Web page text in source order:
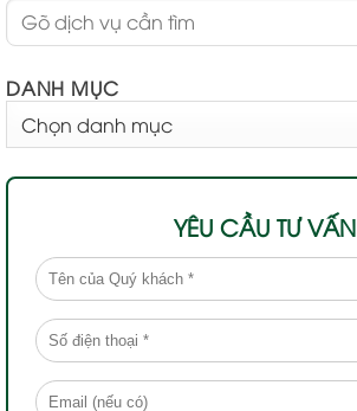
DANH MỤC
MỤC
YÊU CẦU TƯ VẤN